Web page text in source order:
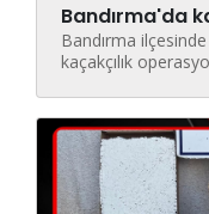
Bandırma'da
Bandırma
kaçakçılık